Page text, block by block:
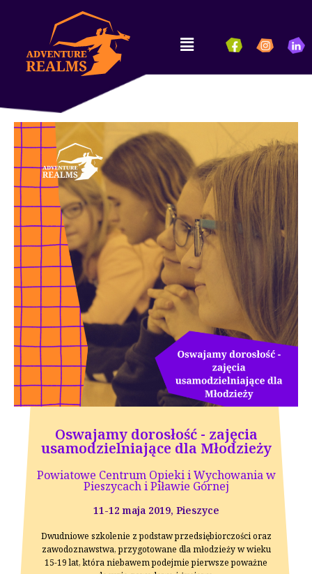
Oswajamy dorosłość - zajęcia
usamodzielniające dla Młodzieży
Powiatowe Centrum Opieki i Wychowania w
Pieszycach i Piławie Górnej
11-12 maja 2019, Pieszyce
Dwudniowe szkolenie z podstaw przedsiębiorczości oraz
zawodoznawstwa, przygotowane dla młodzieży w wieku
15-19 lat, która niebawem podejmie pierwsze poważne